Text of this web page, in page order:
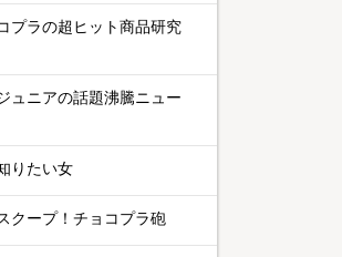
プラの超ヒット商品研究
ュニアの話題沸騰ニュー
りたい女
クープ！チョコプラ砲